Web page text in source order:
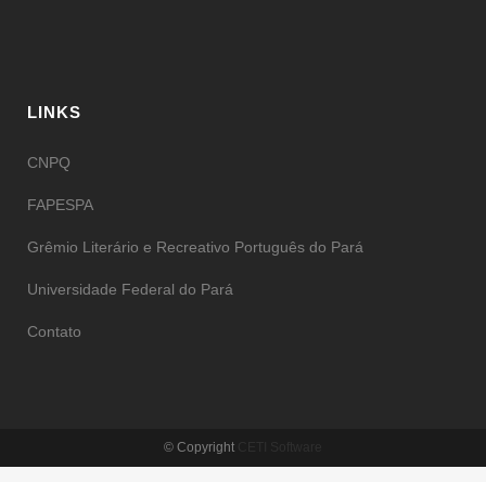
LINKS
CNPQ
FAPESPA
Grêmio Literário e Recreativo Português do Pará
Universidade Federal do Pará
Contato
© Copyright